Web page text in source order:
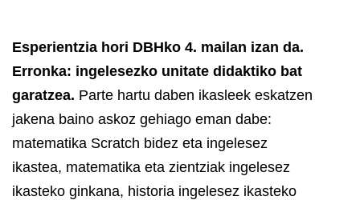
Esperientzia hori DBHko 4. mailan izan da.
Erronka: ingelesezko unitate didaktiko bat
garatzea. Parte hartu daben ikasleek eskatzen
jakena baino askoz gehiago eman dabe:
matematika Scratch bidez eta ingelesez
ikastea, matematika eta zientziak ingelesez
ikasteko ginkana, historia ingelesez ikasteko